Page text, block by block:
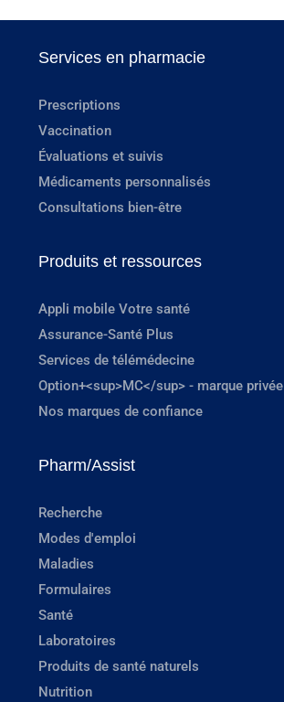
Services en pharmacie
Prescriptions
Vaccination
Évaluations et suivis
Médicaments personnalisés
Consultations bien-être
Produits et ressources
Appli mobile Votre santé
Assurance-Santé Plus
Services de télémédecine
Option+<sup>MC</sup> - marque privée
Nos marques de confiance
Pharm/Assist
Recherche
Modes d'emploi
Maladies
Formulaires
Santé
Laboratoires
Produits de santé naturels
Nutrition